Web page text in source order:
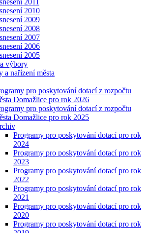
2011
2010
2009
2008
2007
2006
2005
výbory
a nařízení města
pro poskytování dotací z rozpočtu
Domažlice pro rok 2026
pro poskytování dotací z rozpočtu
Domažlice pro rok 2025
Programy pro poskytování dotací pro rok
2024
Programy pro poskytování dotací pro rok
2023
Programy pro poskytování dotací pro rok
2022
Programy pro poskytování dotací pro rok
2021
Programy pro poskytování dotací pro rok
2020
Programy pro poskytování dotací pro rok